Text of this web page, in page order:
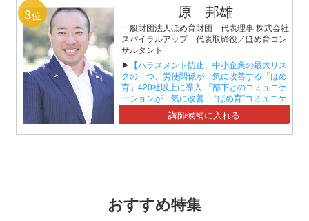
3位 原 邦雄
一般財団法人ほめ育財団 代表理事 株式会社
スパイラルアップ 代表取締役／ほめ育コン
サルタント
▶ 【ハラスメント防止、中小企業の最大リス
クの一つ、労使関係が一気に改善する「ほめ
育」420社以上に導入 『部下とのコミュニケ
ーションが一気に改善 “ほめ育”コミュニケ
ーションセミナー』】講師候補に入れる
おすすめ特集